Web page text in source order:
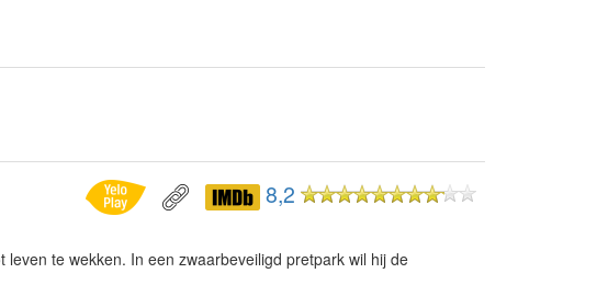
8,2
te wekken. In een zwaarbeveiligd pretpark wil hij de